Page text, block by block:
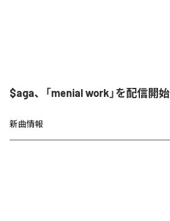
$aga、「menial work」を配信開始
新曲情報